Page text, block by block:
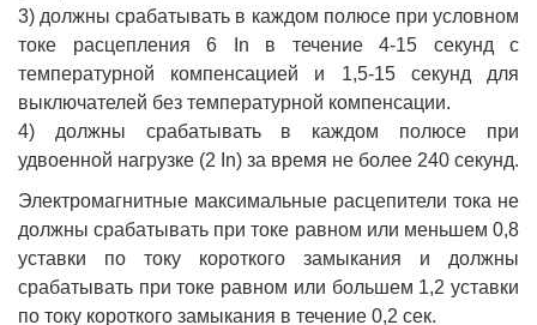
3) должны срабатывать в каждом полюсе при условном
токе расцепления 6 In в течение 4-15 секунд с
температурной компенсацией и 1,5-15 секунд для
выключателей без температурной компенсации.
4) должны срабатывать в каждом полюсе при
удвоенной нагрузке (2 In) за время не более 240 секунд.
Электромагнитные максимальные расцепители тока не
должны срабатывать при токе равном или меньшем 0,8
уставки по току короткого замыкания и должны
срабатывать при токе равном или большем 1,2 уставки
по току короткого замыкания в течение 0,2 сек.